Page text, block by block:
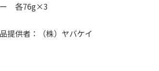
ー 各76g×3
供者：（株）ヤバケイ